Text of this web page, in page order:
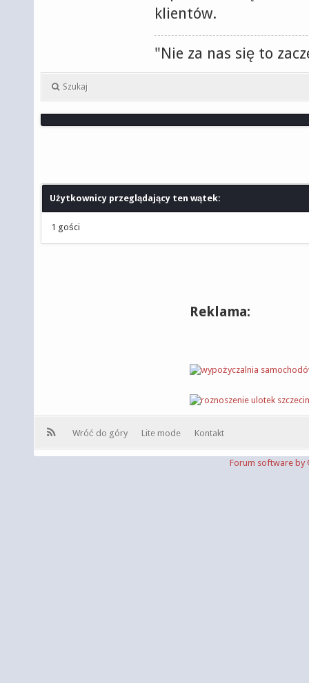
klientów.
"Nie za nas się to
Szukaj
Użytkownicy przeglądający ten wątek:
1 gości
Reklama:
Wróć do góry Lite mode Kontakt
Forum software